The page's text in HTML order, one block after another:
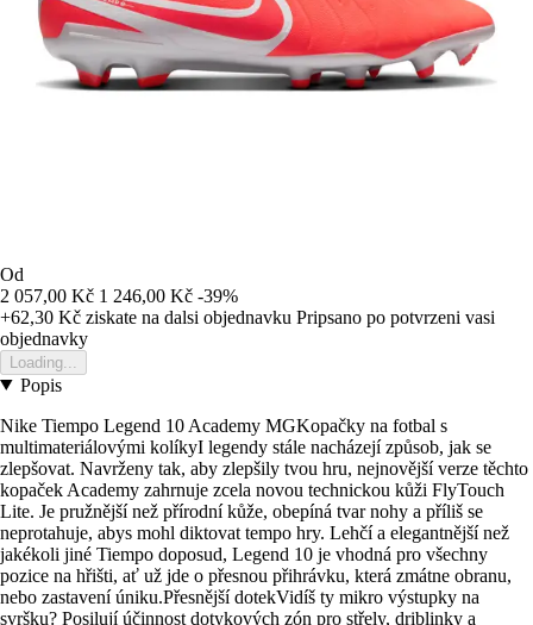
Od
2 057,00 Kč 1 246,00 Kč -39%
+62,30 Kč ziskate na dalsi objednavku Pripsano po potvrzeni vasi
objednavky
Loading...
Popis
Nike Tiempo Legend 10 Academy MGKopačky na fotbal s
multimateriálovými kolíkyI legendy stále nacházejí způsob, jak se
zlepšovat. Navrženy tak, aby zlepšily tvou hru, nejnovější verze těchto
kopaček Academy zahrnuje zcela novou technickou kůži FlyTouch
Lite. Je pružnější než přírodní kůže, obepíná tvar nohy a příliš se
neprotahuje, abys mohl diktovat tempo hry. Lehčí a elegantnější než
jakékoli jiné Tiempo doposud, Legend 10 je vhodná pro všechny
pozice na hřišti, ať už jde o přesnou přihrávku, která zmátne obranu,
nebo zastavení úniku.Přesnější dotekVidíš ty mikro výstupky na
svršku? Posilují účinnost dotykových zón pro střely, driblinky a